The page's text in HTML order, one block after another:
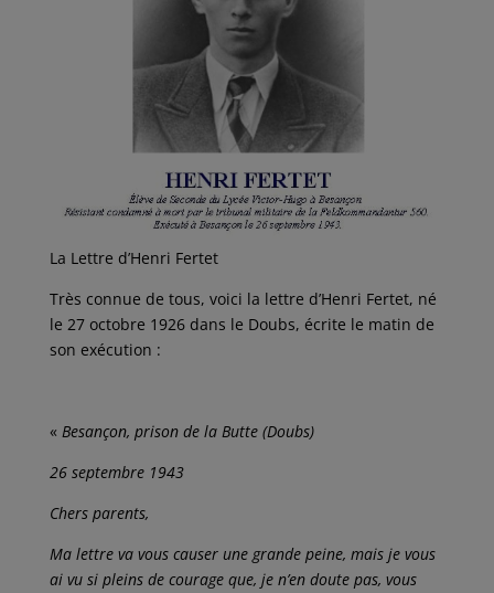
La Lettre d’Henri Fertet
Très connue de tous, voici la lettre d’Henri Fertet, né
le 27 octobre 1926 dans le Doubs, écrite le matin de
son exécution :
« Besançon, prison de la Butte (Doubs)
26 septembre 1943
Chers parents,
Ma lettre va vous causer une grande peine, mais je vous
ai vu si pleins de courage que, je n’en doute pas, vous